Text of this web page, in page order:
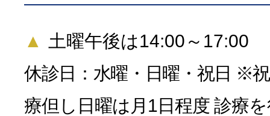
▲
土曜午後は14:00～17:00
休診日：水曜・日曜・祝日 ※
療但し日曜は月1日程度 診療